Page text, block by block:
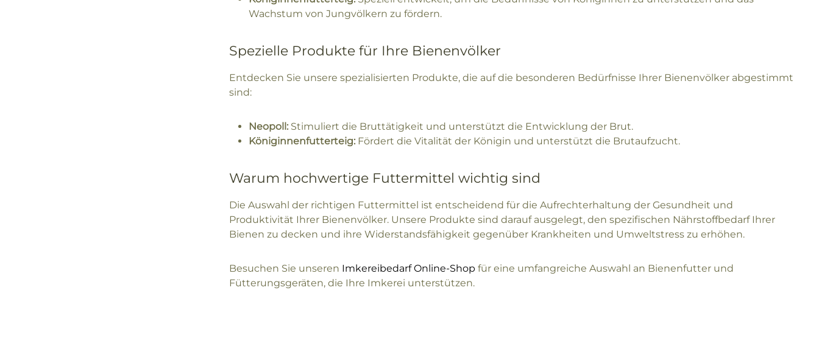
Wachstum von Jungvölkern zu fördern.
Spezielle Produkte für Ihre Bienenvölker
Entdecken Sie unsere spezialisierten Produkte, die auf die besonderen Bedürfnisse Ihrer Bienenvölker abgestimmt
sind:
Neopoll: Stimuliert die Bruttätigkeit und unterstützt die Entwicklung der Brut.
Königinnenfutterteig: Fördert die Vitalität der Königin und unterstützt die Brutaufzucht.
Warum hochwertige Futtermittel wichtig sind
Die Auswahl der richtigen Futtermittel ist entscheidend für die Aufrechterhaltung der Gesundheit und
Produktivität Ihrer Bienenvölker. Unsere Produkte sind darauf ausgelegt, den spezifischen Nährstoffbedarf Ihrer
Bienen zu decken und ihre Widerstandsfähigkeit gegenüber Krankheiten und Umweltstress zu erhöhen.
Besuchen Sie unseren Imkereibedarf Online-Shop für eine umfangreiche Auswahl an Bienenfutter und
Fütterungsgeräten, die Ihre Imkerei unterstützen.